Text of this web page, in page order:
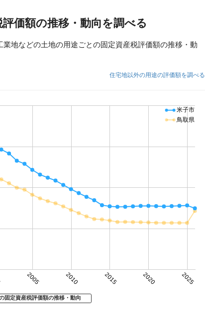
価額の推移・動向を調べる
地などの土地の用途ごとの固定資産税評価額の推移・動
住宅地以外の用途の評価額を調べる
2005 2010 2015 2020 2025
米子市
鳥取県
固定資産税評価額の推移・動向